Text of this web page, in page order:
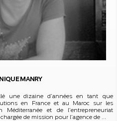
MANRY
une dizaine d’années en tant que
en France et au Maroc sur les
et de l’entrepreneuriat
de mission pour l’agence de ...